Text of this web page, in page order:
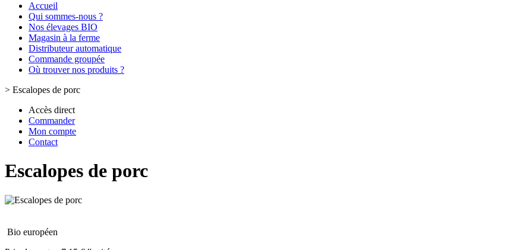
Accueil
Qui sommes-nous ?
Nos élevages BIO
Magasin à la ferme
Distributeur automatique
Commande groupée
Où trouver nos produits ?
> Escalopes de porc
Accès direct
Commander
Mon compte
Contact
Escalopes de porc
Bio européen